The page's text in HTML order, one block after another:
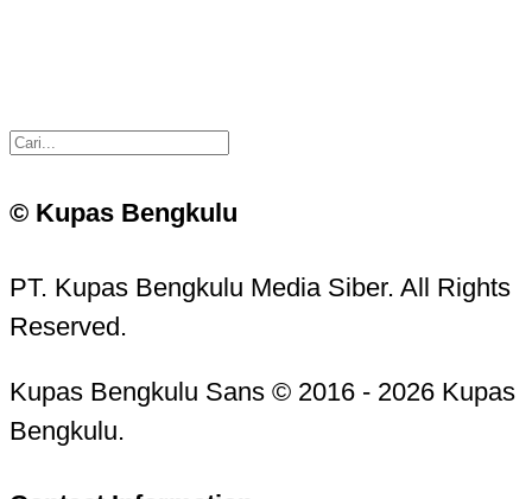
© Kupas Bengkulu
PT. Kupas Bengkulu Media Siber. All Rights
Reserved.
Kupas Bengkulu Sans © 2016 - 2026 Kupas
Bengkulu.